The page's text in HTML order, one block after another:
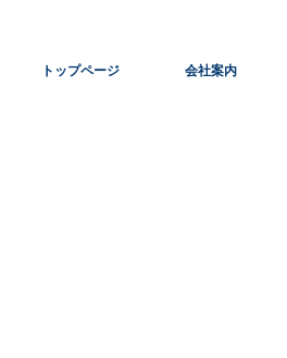
トップページ 会社案内